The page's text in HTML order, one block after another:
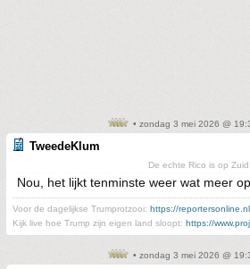
• zondag 3 mei 2026 @
TweedeKlum
De echte Rico is op Zuid.
Nou, het lijkt tenminste weer wat meer
Voor de dagelijkse Trumprotzooi: https://
Kijk live hoe Trump zijn eigen land sloopt: https://
• zondag 3 mei 2026 @